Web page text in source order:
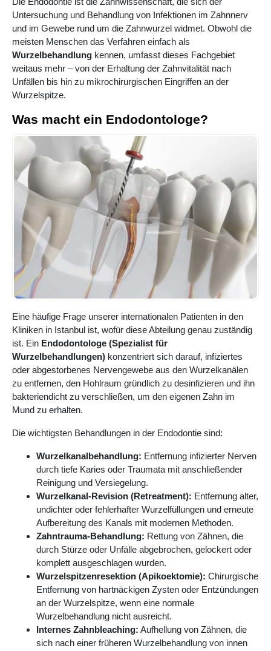
Untersuchung und Behandlung von Infektionen im Zahnnerv
und im Gewebe rund um die Zahnwurzel widmet. Obwohl die
meisten Menschen das Verfahren einfach als
Wurzelbehandlung kennen, umfasst dieses Fachgebiet
weitaus mehr – von der Erhaltung der Zahnvitalität nach
Unfällen bis hin zu mikrochirurgischen Eingriffen an der
Wurzelspitze.
Was macht ein Endodontologe?
Eine häufige Frage unserer internationalen Patienten in den
Kliniken in Istanbul ist, wofür diese Abteilung genau zuständig
ist. Ein Endodontologe (Spezialist für
Wurzelbehandlungen) konzentriert sich darauf, infiziertes
oder abgestorbenes Nervengewebe aus den Wurzelkanälen
zu entfernen, den Hohlraum gründlich zu desinfizieren und ihn
bakteriendicht zu verschließen, um den eigenen Zahn im
Mund zu erhalten.
Die wichtigsten Behandlungen in der Endodontie sind:
Wurzelkanalbehandlung: Entfernung infizierter Nerven
durch tiefe Karies oder Traumata mit anschließender
Reinigung und Versiegelung.
Wurzelkanal-Revision (Retreatment): Entfernung alter,
undichter oder fehlerhafter Wurzelfüllungen und erneute
Aufbereitung des Kanals mit modernen Methoden.
Zahntrauma-Behandlung: Rettung von Zähnen, die
durch Stürze oder Unfälle abgebrochen, gelockert oder
komplett ausgeschlagen wurden.
Wurzelspitzenresektion (Apikoektomie): Chirurgische
Entfernung von hartnäckigen Zysten oder Entzündungen
an der Wurzelspitze, wenn eine normale
Wurzelbehandlung nicht ausreicht.
Internes Zahnbleaching: Aufhellung von Zähnen, die
sich nach einer früheren Wurzelbehandlung von innen